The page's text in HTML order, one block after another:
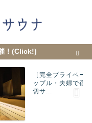
！(Click!)
サウナ＆ホテル
［完全プライベー
ップル・夫婦で宿
切サ...